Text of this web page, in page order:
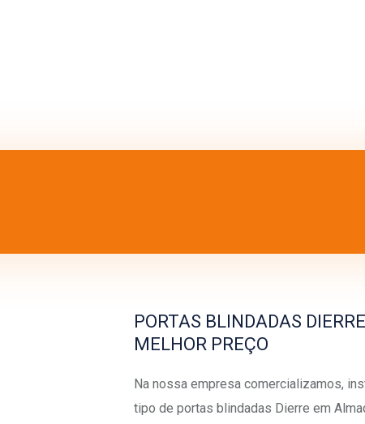
PORTAS BLINDADAS
MELHOR PREÇO
Na nossa empresa comercializamos,
tipo de portas blindadas Dierre em